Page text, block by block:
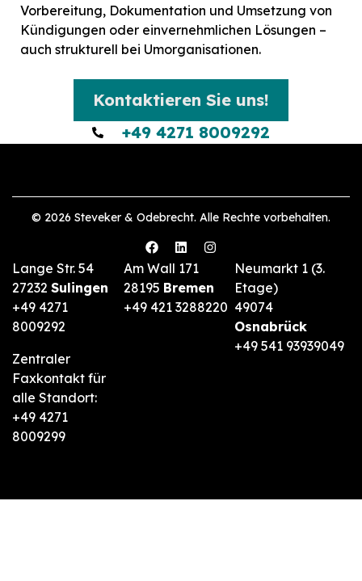
Vorbereitung, Dokumentation und Umsetzung von
Kündigungen oder einvernehmlichen Lösungen –
auch strukturell bei Umorganisationen.
Kontaktieren Sie uns!
+49 4271 8009292
© 2026 Steveker & Odebrecht. Alle Rechte vorbehalten.
Lange Str. 54
27232 Sulingen
+49 4271
8009292
Zentraler
Faxkontakt für
alle Standort:
+49 4271
8009299
Am Wall 171
28195 Bremen
+49 421 3288220
Neumarkt 1 (3.
Etage)
49074
Osnabrück
+49 541 93939049